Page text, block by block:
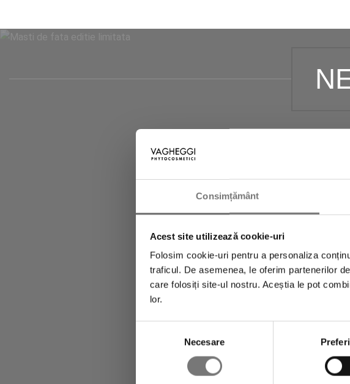
Consimțământ
Acest site utilizează cookie-uri
Folosim cookie-uri pentru a personaliza
traficul. De asemenea, le oferim partenerilor
care folosiți site-ul nostru. Aceștia le pot
lor.
consimțământului
Necesare
Abonează-te la newsletter